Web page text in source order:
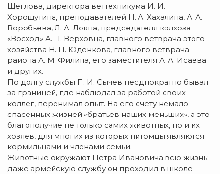
Щеглова, директора веттехникума И. И.
Хорошутина, преподавателей Н. А. Хахалина, А. А.
Воробьева, Л. А. Локна, председателя колхоза
«Восход» А. П. Верховца, главного ветврача этого
хозяйства Н. П. Юденкова, главного ветврача
района А. М. Филина, его заместителя А. А. Исаева
и других.
По долгу службы П. И. Сычев неоднократно бывал
за границей, где наблюдал за работой своих
коллег, перенимал опыт. На его счету немало
спасенных жизней «братьев наших меньших», а это
благополучие не только самих животных, но и их
хозяев, для многих из которых питомцы являются
кормильцами и членами семьи.
Животные окружают Петра Ивановича всю жизнь:
даже армейскую службу он проходил в школе